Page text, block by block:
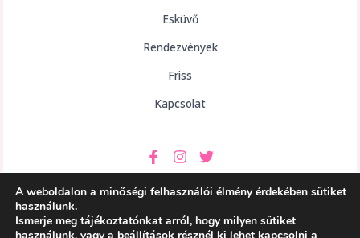
Esküvő
Rendezvények
Friss
Kapcsolat
A weboldalon a minőségi felhasználói élmény érdekében sütiket
használunk.
Ismerje meg tájékoztatónkat arról, hogy milyen sütiket